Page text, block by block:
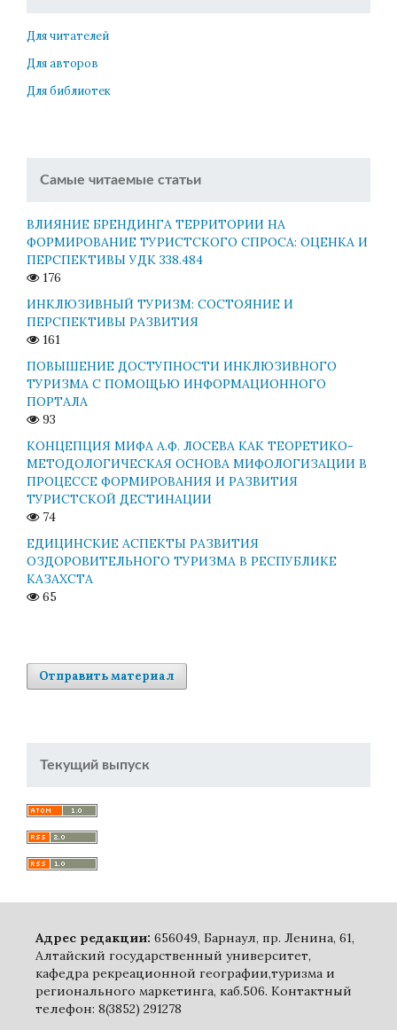
Для читателей
Для авторов
Для библиотек
Самые читаемые статьи
ВЛИЯНИЕ БРЕНДИНГА ТЕРРИТОРИИ НА
ФОРМИРОВАНИЕ ТУРИСТСКОГО СПРОСА: ОЦЕНКА И
ПЕРСПЕКТИВЫ УДК 338.484
176
ИНКЛЮЗИВНЫЙ ТУРИЗМ: СОСТОЯНИЕ И
ПЕРСПЕКТИВЫ РАЗВИТИЯ
161
ПОВЫШЕНИЕ ДОСТУПНОСТИ ИНКЛЮЗИВНОГО
ТУРИЗМА С ПОМОЩЬЮ ИНФОРМАЦИОННОГО
ПОРТАЛА
93
КОНЦЕПЦИЯ МИФА А.Ф. ЛОСЕВА КАК ТЕОРЕТИКО-
МЕТОДОЛОГИЧЕСКАЯ ОСНОВА МИФОЛОГИЗАЦИИ В
ПРОЦЕССЕ ФОРМИРОВАНИЯ И РАЗВИТИЯ
ТУРИСТСКОЙ ДЕСТИНАЦИИ
74
ЕДИЦИНСКИЕ АСПЕКТЫ РАЗВИТИЯ
ОЗДОРОВИТЕЛЬНОГО ТУРИЗМА В РЕСПУБЛИКЕ
КАЗАХСТА
65
Отправить материал
Текущий выпуск
Адрес редакции: 656049, Барнаул, пр. Ленина, 61,
Алтайский государственный университет,
кафедра рекреационной географии,туризма и
регионального маркетинга, каб.506. Контактный
телефон: 8(3852) 291278